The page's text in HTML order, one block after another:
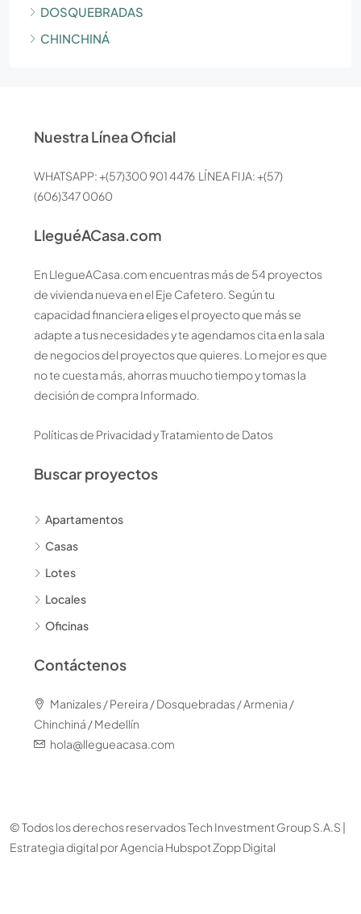
DOSQUEBRADAS
CHINCHINÁ
Nuestra Línea Oficial
WHATSAPP: +(57)300 901 4476 LÍNEA FIJA: +(57)
(606)347 0060
LleguéACasa.com
En LlegueACasa.com encuentras más de 54 proyectos
de vivienda nueva en el Eje Cafetero. Según tu
capacidad financiera eliges el proyecto que más se
adapte a tus necesidades y te agendamos cita en la sala
de negocios del proyectos que quieres. Lo mejor es que
no te cuesta más, ahorras muucho tiempo y tomas la
decisión de compra Informado.
Políticas de Privacidad y Tratamiento de Datos
Buscar proyectos
Apartamentos
Casas
Lotes
Locales
Oficinas
Contáctenos
Manizales / Pereira / Dosquebradas / Armenia /
Chinchiná / Medellín
hola@llegueacasa.com
© Todos los derechos reservados Tech Investment Group S.A.S |
Estrategia digital porAgencia Hubspot Zopp Digital